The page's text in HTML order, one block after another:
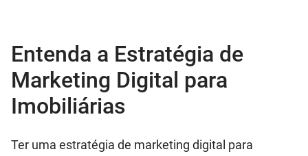
Entenda a Estratégia de
Marketing Digital para
Imobiliárias
Ter uma estratégia de marketing digital para